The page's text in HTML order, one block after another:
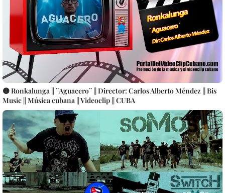
🟡 Ronkalunga || ¨Aguacero¨ || Director: Carlos Alberto Méndez || Bis
Music || Música cubana || Videoclip || CUBA